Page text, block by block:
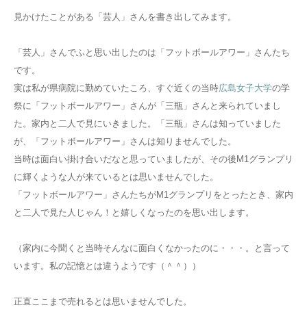
見かけたことがある「芸人」さんを書き出してみます。
「芸人」さんでふと思い出したのは「フットボールアワー」さんたち
です。
実は私が県病院に勤めていたころ、すぐ近くの当時広島女子大学の学
祭に「フットボールアワー」さんが「三瓶」さんと来られていまし
た。家内と二人で見にいきました。「三瓶」さんは知っていました
が、「フットボールアワー」さんは知りませんでした。
当時は面白い掛け合いだなと思っていましたが、その後M1グランプリ
に輝くような人が来ているとは思いませんでした。
「フットボールアワー」さんたちがM1グランプリをとったとき、家内
と二人で見た人じゃん！と嬉しくなったのを思い出します。
（家内に今聞くと当時そんなに面白くなかったのに・・・。と言って
います。私の記憶とは違うようです（＾＾））
正直ここまで売れるとは思いませんでした。